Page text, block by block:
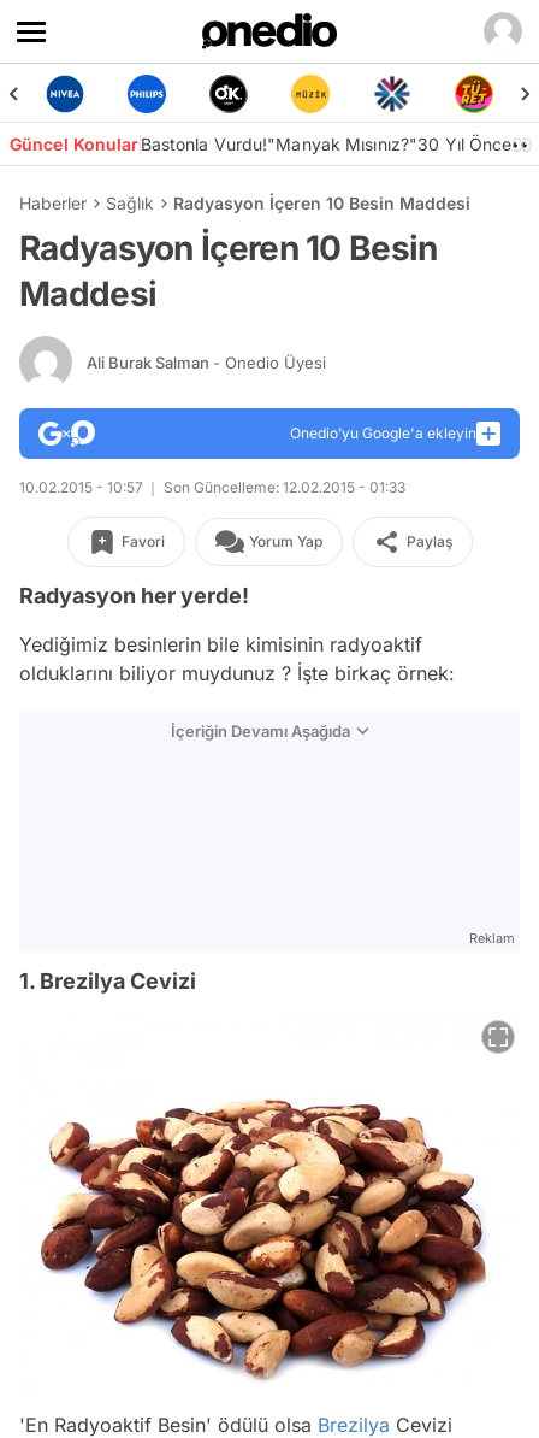
Güncel KonularBastonla Vurdu!"Manyak Mısınız?"30 Yıl Önce👀
Haberler Sağlık Radyasyon İçeren 10 Besin Maddesi
Radyasyon İçeren 10 Besin
Maddesi
Ali Burak Salman - Onedio Üyesi
Onedio’yu Google'a ekleyin
10.02.2015 - 10:57 Son Güncelleme: 12.02.2015 - 01:33
Favori Yorum Yap Paylaş
Radyasyon her yerde!
Yediğimiz besinlerin bile kimisinin radyoaktif
olduklarını biliyor muydunuz ? İşte birkaç örnek:
İçeriğin Devamı Aşağıda
Reklam
1. Brezilya Cevizi
'En Radyoaktif Besin' ödülü olsa Brezilya Cevizi